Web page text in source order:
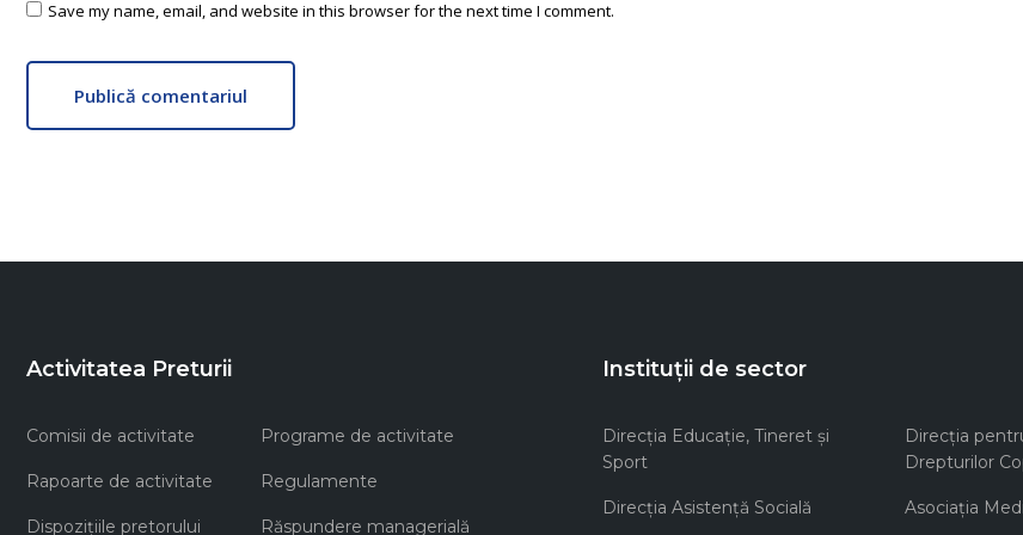
Save my name, email, and website in this browser for the next time I comment.
Publică comentariul
Activitatea Preturii
Comisii de activitate Programe de activitate
Rapoarte de activitate Regulamente
Dispozițiile pretorului Răspundere managerială
Instituții de sector
Direcţia Educaţie, Tineret şi
Sport
Direcţia
Drepturilor
Direcţia Asistenţă Socială Asociaţia